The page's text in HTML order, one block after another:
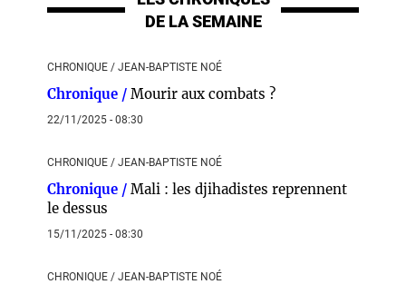
DE LA SEMAINE
CHRONIQUE / JEAN-BAPTISTE NOÉ
Chronique / Mourir aux combats ?
22/11/2025 - 08:30
CHRONIQUE / JEAN-BAPTISTE NOÉ
Chronique / Mali : les djihadistes reprennent
le dessus
15/11/2025 - 08:30
CHRONIQUE / JEAN-BAPTISTE NOÉ